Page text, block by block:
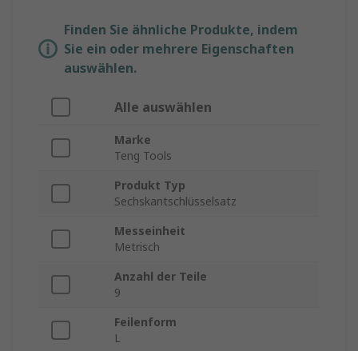
Finden Sie ähnliche Produkte, indem
Sie ein oder mehrere Eigenschaften
auswählen.
Alle auswählen
Marke
Teng Tools
Produkt Typ
Sechskantschlüsselsatz
Messeinheit
Metrisch
Anzahl der Teile
9
Feilenform
L